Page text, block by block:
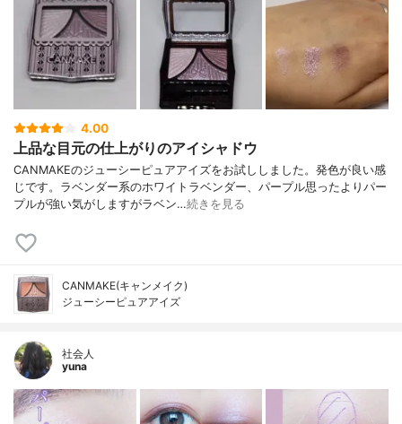
4.00
上品な目元の仕上がりのアイシャドウ
CANMAKEのジューシーピュアアイズをお試ししました。発色が良い感
じです。ラベンダー系のホワイトラベンダー、パープル思ったよりパー
プルが強い気がしますがラベン…続きを見る
CANMAKE(キャンメイク)
ジューシーピュアアイズ
社会人
yuna